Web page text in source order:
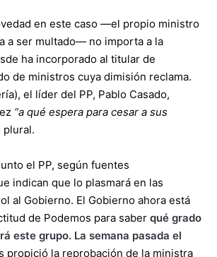
en este caso —el propio ministro
a ser multado— no importa a la
ha incorporado al titular de
de ministros cuya dimisión reclama.
el líder del PP, Pablo Casado,
“a qué espera para cesar a sus
plural.
el PP, según fuentes
indican que lo plasmará en las
al Gobierno. El Gobierno ahora está
de Podemos para saber qué grado
este grupo. La semana pasada el
propició la reprobación de la ministra